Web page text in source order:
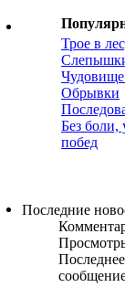
Трое в
Обрывки
Без боли,
побед
Последние
Последнее